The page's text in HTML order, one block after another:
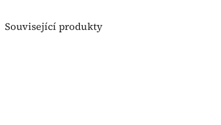
Související produkty